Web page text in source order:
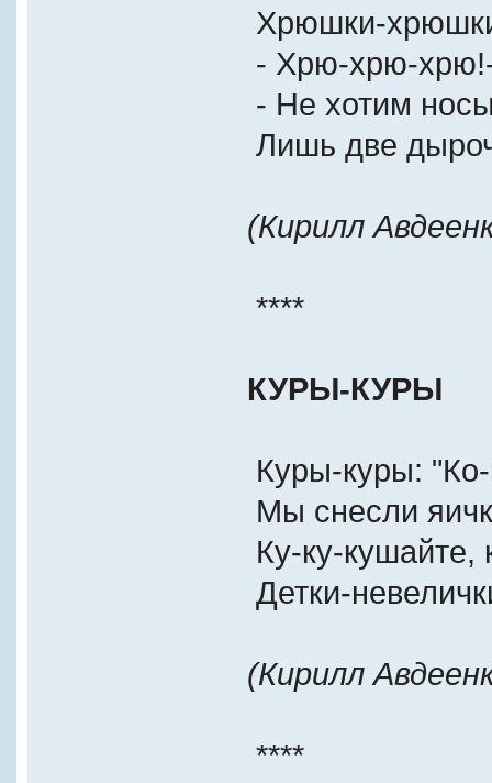
Хрюшки-
- Хрю-хрю-хрю!-
- Не хотим
Лишь две
(Кирилл
****
КУРЫ-КУРЫ
Куры-куры: "Ко-
Мы снесли
Ку-ку-кушайте,
Детки-
(Кирилл
****